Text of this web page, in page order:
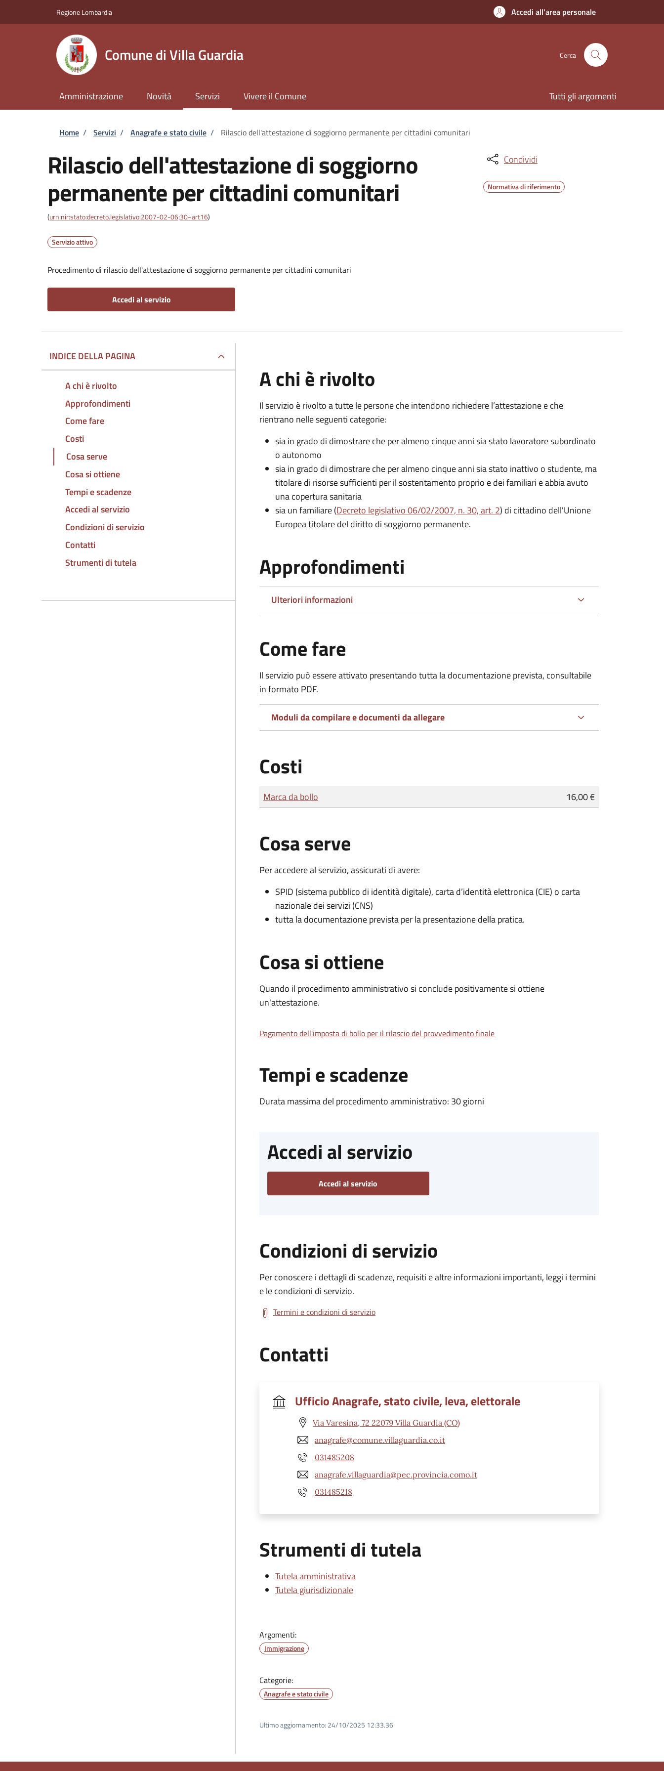
Regione Lombardia Accedi all'area personale
Comune di Villa Guardia Cerca
Amministrazione Novità Servizi Vivere il Comune Tutti gli argomenti
Briciole di pane
Home / Servizi / Anagrafe e stato civile / Rilascio dell'attestazione di soggiorno permanente per cittadini comunitari
Rilascio dell'attestazione di soggiorno
permanente per cittadini comunitari
(urn:nir:stato:decreto.legislativo:2007-02-06;30~art16)
Servizio attivo
Procedimento di rilascio dell'attestazione di soggiorno permanente per cittadini comunitari
Accedi al servizio
Condividi
Normativa di riferimento
INDICE DELLA PAGINA
A chi è rivolto
Approfondimenti
Come fare
Costi
Cosa serve
Cosa si ottiene
Tempi e scadenze
Accedi al servizio
Condizioni di servizio
Contatti
Strumenti di tutela
A chi è rivolto
Il servizio è rivolto a tutte le persone che intendono richiedere l’attestazione e che
rientrano nelle seguenti categorie:
sia in grado di dimostrare che per almeno cinque anni sia stato lavoratore subordinato
o autonomo
sia in grado di dimostrare che per almeno cinque anni sia stato inattivo o studente, ma
titolare di risorse sufficienti per il sostentamento proprio e dei familiari e abbia avuto
una copertura sanitaria
sia un familiare (Decreto legislativo 06/02/2007, n. 30, art. 2) di cittadino dell'Unione
Europea titolare del diritto di soggiorno permanente.
Approfondimenti
Ulteriori informazioni
Come fare
Il servizio può essere attivato presentando tutta la documentazione prevista, consultabile
in formato PDF.
Moduli da compilare e documenti da allegare
Costi
Tipo di pagamento
Importo
Marca da bollo 16,00 €
Cosa serve
Per accedere al servizio, assicurati di avere:
SPID (sistema pubblico di identità digitale), carta d’identità elettronica (CIE) o carta
nazionale dei servizi (CNS)
tutta la documentazione prevista per la presentazione della pratica.
Cosa si ottiene
Quando il procedimento amministrativo si conclude positivamente si ottiene
un'attestazione.
Pagamento dell'imposta di bollo per il rilascio del provvedimento finale
Tempi e scadenze
Durata massima del procedimento amministrativo: 30 giorni
Accedi al servizio
Accedi al servizio
Condizioni di servizio
Per conoscere i dettagli di scadenze, requisiti e altre informazioni importanti, leggi i termini
e le condizioni di servizio.
Termini e condizioni di servizio
Contatti
Ufficio Anagrafe, stato civile, leva, elettorale
Via Varesina, 72 22079 Villa Guardia (CO)
anagrafe@comune.villaguardia.co.it
031485208
anagrafe.villaguardia@pec.provincia.como.it
031485218
Strumenti di tutela
Tutela amministrativa
Tutela giurisdizionale
Argomenti:
Immigrazione
Categorie:
Anagrafe e stato civile
Ultimo aggiornamento: 24/10/2025 12:33.36